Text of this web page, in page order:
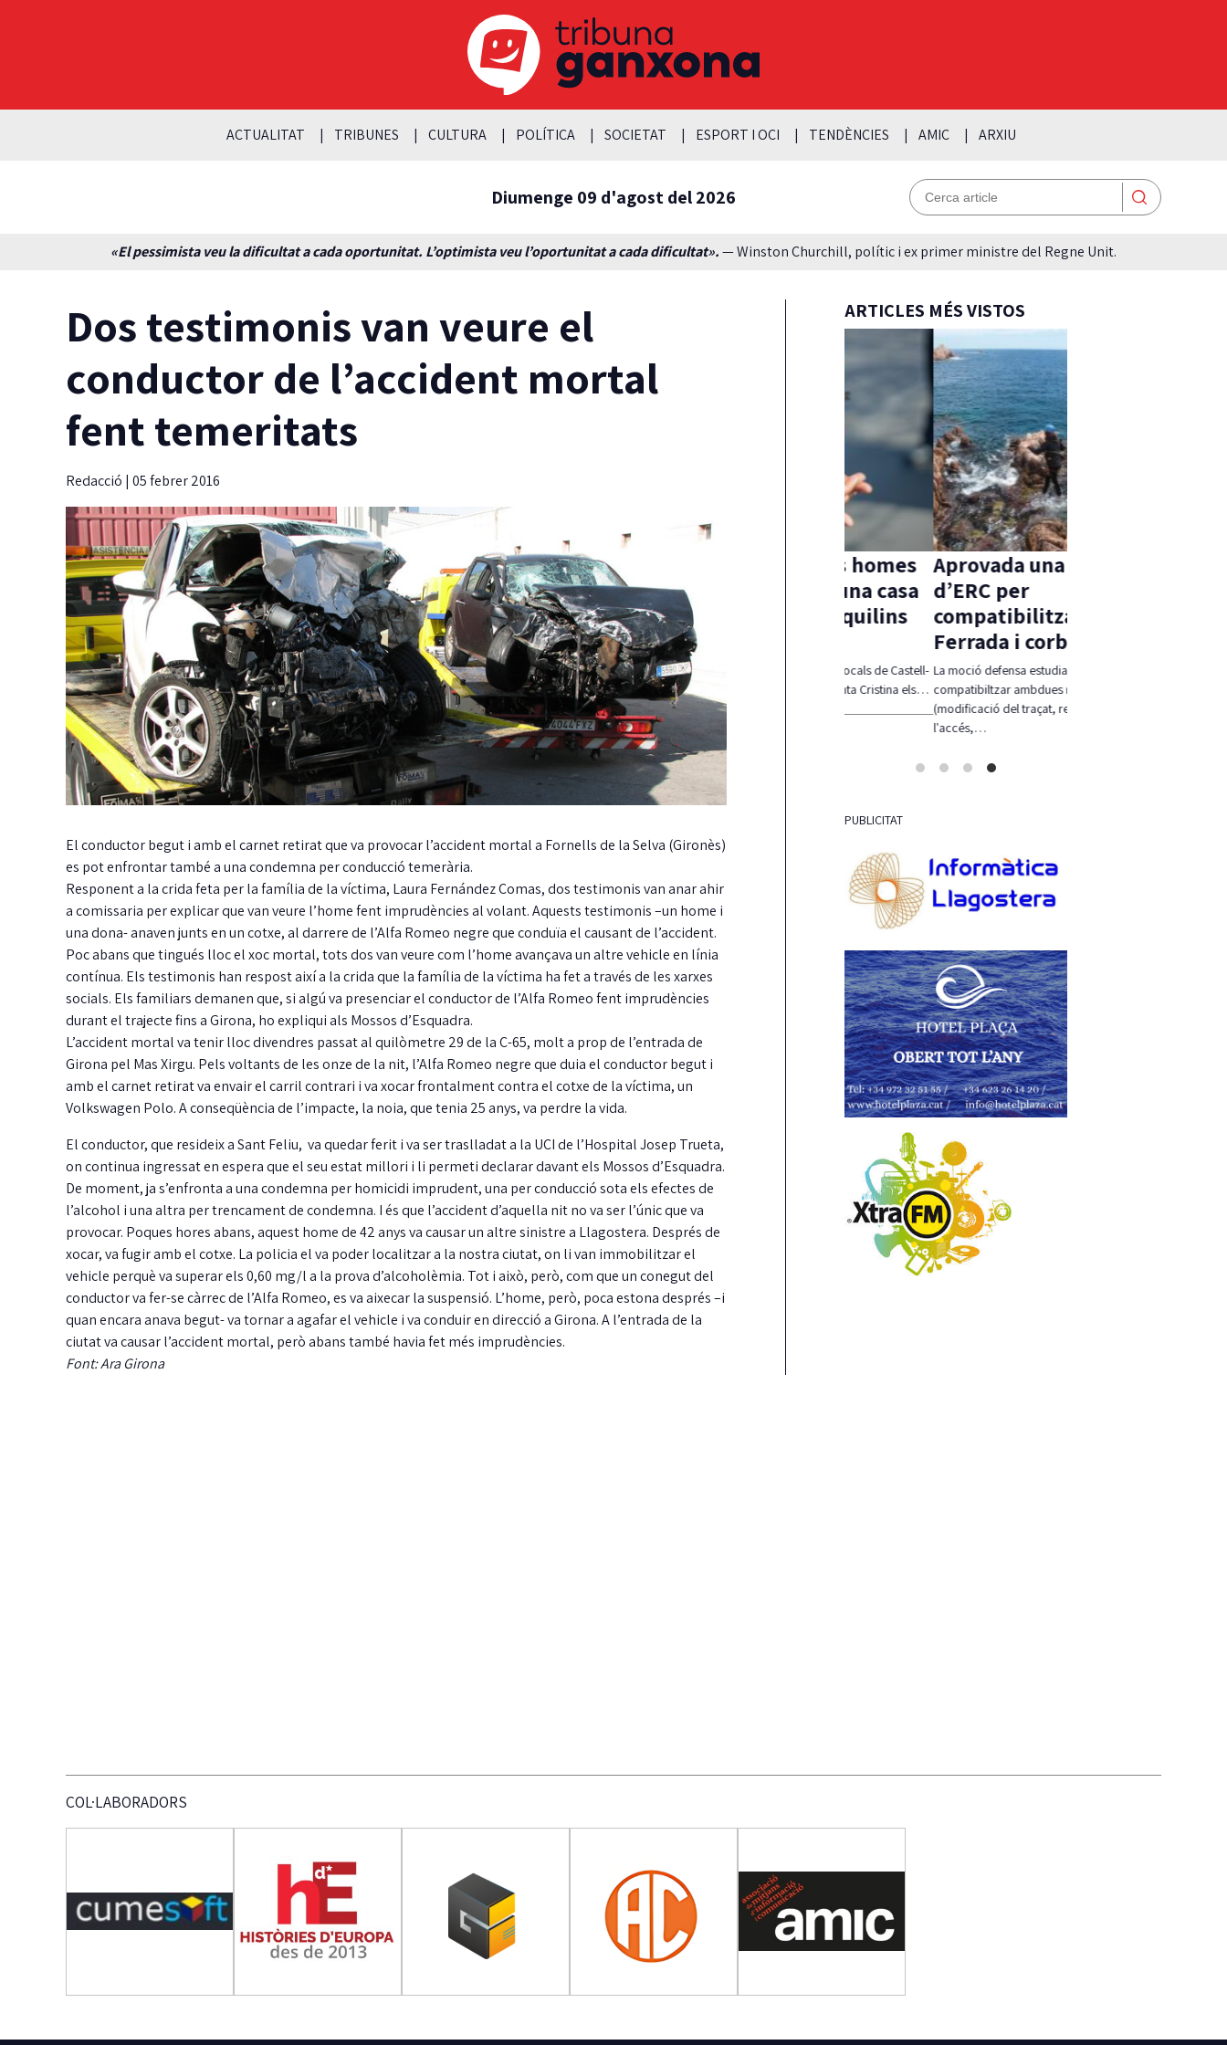
ACTUALITAT TRIBUNES CULTURA POLÍTICA SOCIETAT ESPORT I OCI TENDÈNCIES AMIC ARXIU
Diumenge 09 d'agost del 2026
«El pessimista veu la dificultat a cada oportunitat. L’optimista veu l’oportunitat a cada dificultat».— Winston Churchill, polític i ex primer ministre del Regne Unit.
Dos testimonis van veure el
conductor de l’accident mortal
fent temeritats
Redacció | 05 febrer 2016
El conductor begut i amb el carnet retirat que va provocar l’accident mortal a Fornells de la Selva (Gironès)
es pot enfrontar també a una condemna per conducció temerària.
Responent a la crida feta per la família de la víctima, Laura Fernández Comas, dos testimonis van anar ahir
a comissaria per explicar que van veure l’home fent imprudències al volant. Aquests testimonis –un home i
una dona- anaven junts en un cotxe, al darrere de l’Alfa Romeo negre que conduïa el causant de l’accident.
Poc abans que tingués lloc el xoc mortal, tots dos van veure com l’home avançava un altre vehicle en línia
contínua. Els testimonis han respost així a la crida que la família de la víctima ha fet a través de les xarxes
socials. Els familiars demanen que, si algú va presenciar el conductor de l’Alfa Romeo fent imprudències
durant el trajecte fins a Girona, ho expliqui als Mossos d’Esquadra.
L’accident mortal va tenir lloc divendres passat al quilòmetre 29 de la C-65, molt a prop de l’entrada de
Girona pel Mas Xirgu. Pels voltants de les onze de la nit, l’Alfa Romeo negre que duia el conductor begut i
amb el carnet retirat va envair el carril contrari i va xocar frontalment contra el cotxe de la víctima, un
Volkswagen Polo. A conseqüència de l’impacte, la noia, que tenia 25 anys, va perdre la vida.
El conductor, que resideix a Sant Feliu, va quedar ferit i va ser traslladat a la UCI de l’Hospital Josep Trueta,
on continua ingressat en espera que el seu estat millori i li permeti declarar davant els Mossos d’Esquadra.
De moment, ja s’enfronta a una condemna per homicidi imprudent, una per conducció sota els efectes de
l’alcohol i una altra per trencament de condemna. I és que l’accident d’aquella nit no va ser l’únic que va
provocar. Poques hores abans, aquest home de 42 anys va causar un altre sinistre a Llagostera. Després de
xocar, va fugir amb el cotxe. La policia el va poder localitzar a la nostra ciutat, on li van immobilitzar el
vehicle perquè va superar els 0,60 mg/l a la prova d’alcoholèmia. Tot i això, però, com que un conegut del
conductor va fer-se càrrec de l’Alfa Romeo, es va aixecar la suspensió. L’home, però, poca estona després –i
quan encara anava begut- va tornar a agafar el vehicle i va conduir en direcció a Girona. A l’entrada de la
ciutat va causar l’accident mortal, però abans també havia fet més imprudències.
Font: Ara Girona
ARTICLES MÉS VISTOS
La Taula de
coordinació local pel
dret a l’habitatge ja té
reglament aprovat
Guíxols des del Carrer aplaudeix que, per
fi, la Taula sigui una realitat i insta…
Carrión reclama més
fermesa amb els
incompliments del
contracte de neteja
Junts ha reclamat al Ple una actuació molt
més contundent del govern pels reiterats
incompliments…
per robar en una casa
mentre els inquilins
es banyaven
Els Mossos i les Policies Locals de Castell-
Platja d'Aro i S'Agaró i Santa Cristina els…
Aprovada una moció
d’ERC per
compatibilitzar Via
Ferrada i corb marí
La moció defensa estudiar alternatives per
compatibiltzar ambdues realitats
(modificació del traçat, regulació de
PUBLICITAT
COL·LABORADORS